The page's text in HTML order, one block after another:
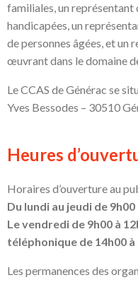
familiales, un représentant
handicapées, un
de personnes âgées, et un
œuvrant dans le domaine
Le CCAS de Générac se
Yves Bessodes – 30510
Heures
Horaires d’ouverture au
Du lundi au jeudi de
Le vendredi de 9h00 à
téléphonique de 14h00 à
Les permanences des